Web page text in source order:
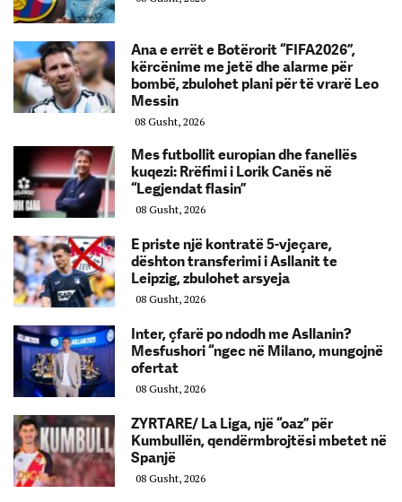
Ana e errët e Botërorit “FIFA2026”,
kërcënime me jetë dhe alarme për
bombë, zbulohet plani për të vrarë Leo
Messin
08 Gusht, 2026
Mes futbollit europian dhe fanellës
kuqezi: Rrëfimi i Lorik Canës në
“Legjendat flasin”
08 Gusht, 2026
E priste një kontratë 5-vjeçare,
dështon transferimi i Asllanit te
Leipzig, zbulohet arsyeja
08 Gusht, 2026
Inter, çfarë po ndodh me Asllanin?
Mesfushori “ngec në Milano, mungojnë
ofertat
08 Gusht, 2026
ZYRTARE/ La Liga, një “oaz” për
Kumbullën, qendërmbrojtësi mbetet në
Spanjë
08 Gusht, 2026